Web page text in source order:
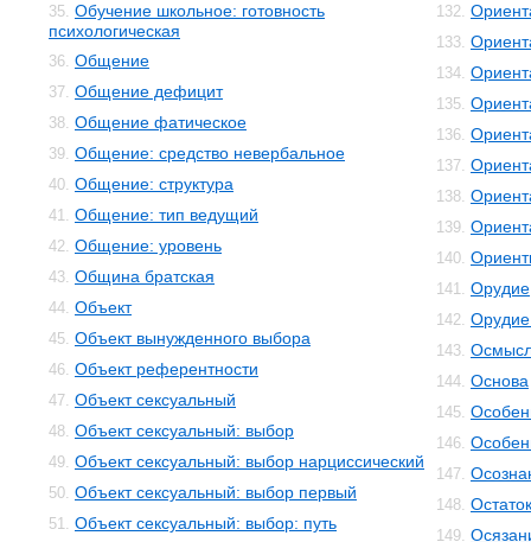
35. Обучение школьное: готовность
психологическая
36. Общение
37. Общение дефицит
38. Общение фатическое
39. Общение: средство невербальное
40. Общение: структура
41. Общение: тип ведущий
42. Общение: уровень
43. Община братская
44. Объект
45. Объект вынужденного выбора
46. Объект референтности
47. Объект сексуальный
48. Объект сексуальный: выбор
49. Объект сексуальный: выбор нарциссический
50. Объект сексуальный: выбор первый
51. Объект сексуальный: выбор: путь
132.
133.
134.
135.
136.
137.
138.
139.
140.
141. Орудие
142. Орудие
143.
144. Основа
145.
146.
147.
148.
149.